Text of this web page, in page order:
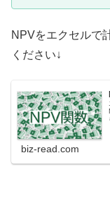
NPVをエクセルで
ください↓
biz-read.com